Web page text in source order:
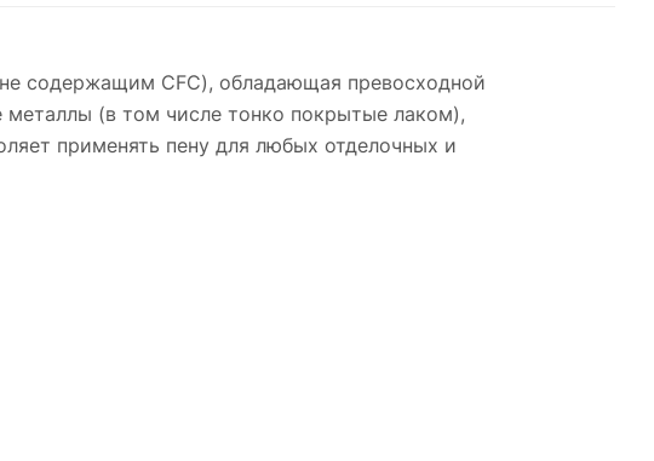
содержащим CFC), обладающая превосходной
металлы (в том числе тонко покрытые лаком),
применять пену для любых отделочных и